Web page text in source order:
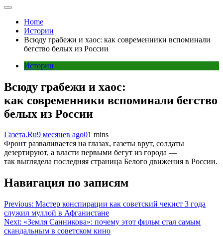
Home
Истории
Всюду грабежи и хаос: как современники вспоминали
бегство белых из России
Истории
Всюду грабежи и хаос:
как современники вспоминали бегство
белых из России
Газета.Ru9 месяцев ago01 mins
Фронт разваливается на глазах, газеты врут, солдаты
дезертируют, а власти первыми бегут из города —
так выглядела последняя страница Белого движения в России.
Навигация по записям
Previous: Мастер конспирации как советский чекист 3 года
служил муллой в Афганистане
Next: «Земля Санникова»: почему этот фильм стал самым
скандальным в советском кино